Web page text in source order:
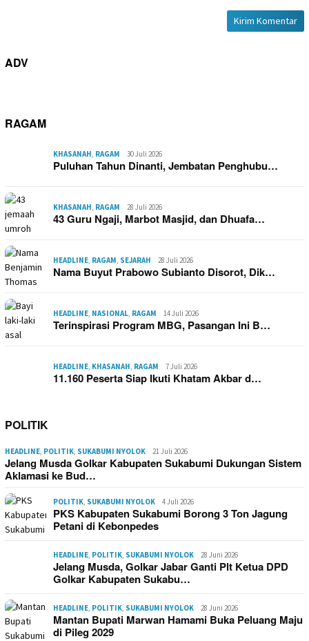
ADV
RAGAM
KHASANAH, RAGAM 30 Juli 2026
Puluhan Tahun Dinanti, Jembatan Penghubu…
KHASANAH, RAGAM 28 Juli 2026
43 Guru Ngaji, Marbot Masjid, dan Dhuafa…
HEADLINE, RAGAM, SEJARAH 28 Juli 2026
Nama Buyut Prabowo Subianto Disorot, Dik…
HEADLINE, NASIONAL, RAGAM 14 Juli 2026
Terinspirasi Program MBG, Pasangan Ini B…
HEADLINE, KHASANAH, RAGAM 7 Juli 2026
11.160 Peserta Siap Ikuti Khatam Akbar d…
POLITIK
HEADLINE, POLITIK, SUKABUMI NYOLOK 21 Juli 2026
Jelang Musda Golkar Kabupaten Sukabumi Dukungan Sistem
Aklamasi ke Bud…
POLITIK, SUKABUMI NYOLOK 4 Juli 2026
PKS Kabupaten Sukabumi Borong 3 Ton Jagung
Petani di Kebonpedes
HEADLINE, POLITIK, SUKABUMI NYOLOK 28 Juni 2026
Jelang Musda, Golkar Jabar Ganti Plt Ketua DPD
Golkar Kabupaten Sukabu…
HEADLINE, POLITIK, SUKABUMI NYOLOK 28 Juni 2026
Mantan Bupati Marwan Hamami Buka Peluang Maju
di Pileg 2029